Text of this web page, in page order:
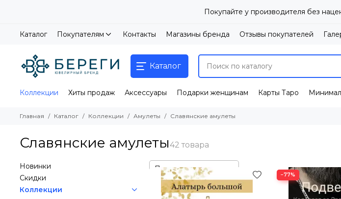
Покупайте у производителя без
Каталог Покупателям Контакты Магазины бренда Отзывы покупателей
Каталог
Коллекции Хиты продаж Аксессуары Подарки женщинам Карты Таро
Главная Каталог Коллекции Амулеты Славянские амулеты
Славянские амулеты
−77%
Новинки
Скидки
Коллекции